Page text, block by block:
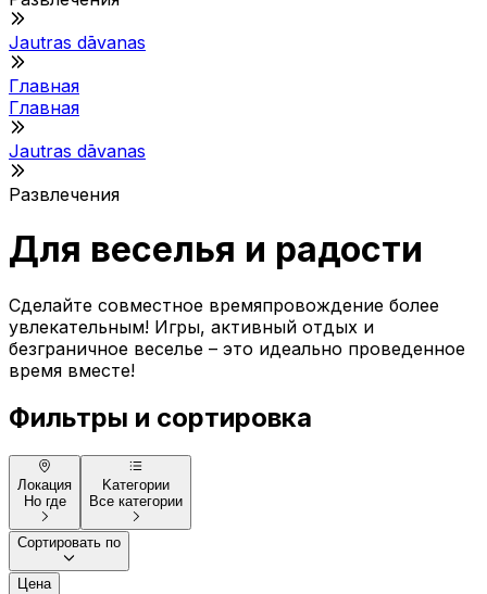
Jautras dāvanas
Главная
Главная
Jautras dāvanas
Развлечения
Для веселья и радости
Сделайте совместное времяпровождение более
увлекательным! Игры, активный отдых и
безграничное веселье – это идеально проведенное
время вместе!
Фильтры и сортировка
Локация
Но где
Kатегории
Все категории
Сортировать по
Цена